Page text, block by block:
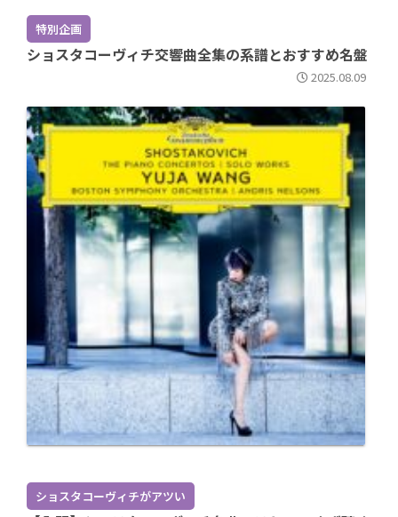
特別企画
ショスタコーヴィチ交響曲全集の系譜とおすすめ名盤
2025.08.09
ショスタコーヴィチがアツい